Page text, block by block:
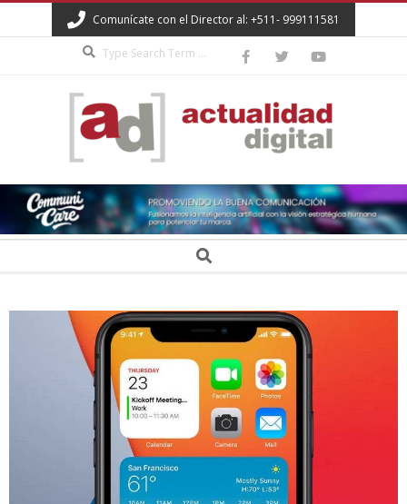
to
Comunícate con el Director al: +511- 999111581
ACTUALIDAD
DIGITAL Search